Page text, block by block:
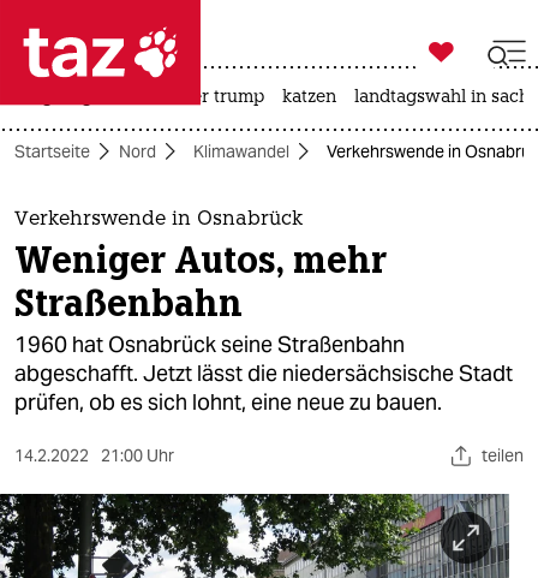
 taz zahl ich
taz zahl ich
themen
politik
öko
gesellschaft
sport
berlin

taz zahl ich
usa unter trump katzen landtagswahl in
Startseite Nord Klimawandel Verkehrswende in
Verkehrswende in Osnabrück
Weniger Autos, mehr
Straßenbahn
1960 hat Osnabrück seine Straßenbahn
abgeschafft. Jetzt lässt die niedersächsische Stadt
prüfen, ob es sich lohnt, eine neue zu bauen.
14.2.2022 21:00 Uhr teilen